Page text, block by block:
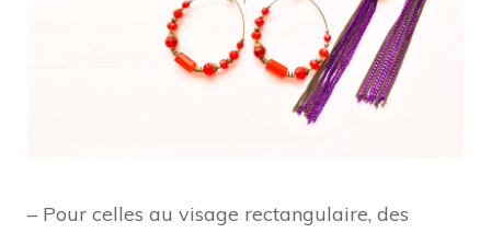
– Pour celles au visage rectangulaire, des